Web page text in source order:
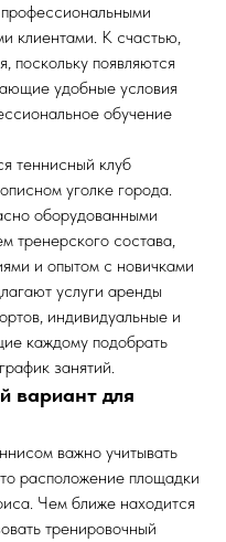
клиентами. К счастью,
поскольку появляются
удобные условия
обучение
теннисный клуб
уголке города.
оборудованными
тренерского состава,
и опытом с новичками
услуги аренды
индивидуальные и
каждому подобрать
занятий.
вариант для
важно учитывать
расположение площадки
Чем ближе находится
тренировочный